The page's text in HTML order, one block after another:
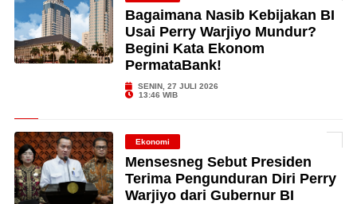
Bagaimana Nasib Kebijakan BI
Usai Perry Warjiyo Mundur?
Begini Kata Ekonom
PermataBank!
SENIN, 27 JULI 2026
13:46 WIB
Ekonomi
Mensesneg Sebut Presiden
Terima Pengunduran Diri Perry
Warjiyo dari Gubernur BI